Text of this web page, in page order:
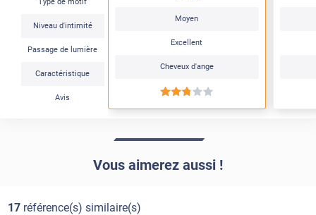
Type de motif
Niveau d'intimité
Passage de lumière
Caractéristique
Avis
Moyen
Excellent
Cheveux d'ange
*****
Vous aimerez aussi !
17référence(s) similaire(s)